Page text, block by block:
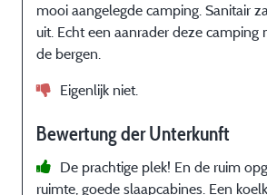
mooi aangelegde camping. Sanitair
uit. Echt een aanrader deze camping
de bergen.
Eigenlijk niet.
Bewertung der Unterkunft
De prachtige plek! En de ruim
ruimte, goede slaapcabines. Een